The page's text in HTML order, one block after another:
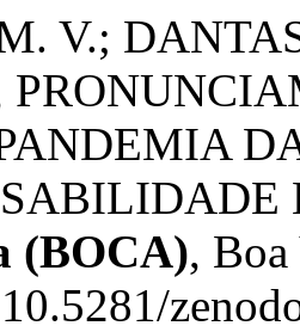
V.;
(BOCA),